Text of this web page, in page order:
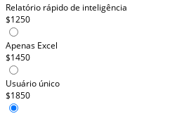
Relatório rápido de inteligência
$1250
Apenas Excel
$1450
Usuário único
$1850